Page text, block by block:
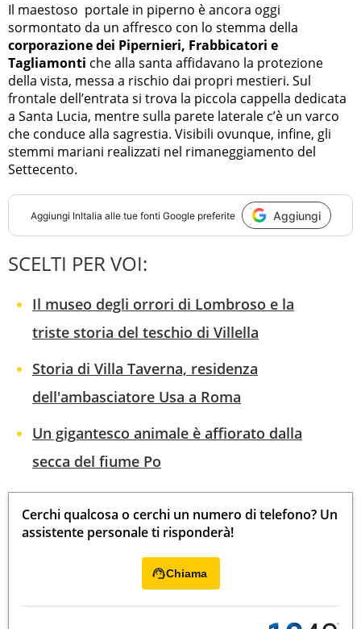
Il maestoso portale in piperno è ancora oggi
sormontato da un affresco con lo stemma della
corporazione dei Pipernieri, Frabbicatori e
Tagliamonti che alla santa affidavano la protezione
della vista, messa a rischio dai propri mestieri. Sul
frontale dell’entrata si trova la piccola cappella dedicata
a Santa Lucia, mentre sulla parete laterale c’è un varco
che conduce alla sagrestia. Visibili ovunque, infine, gli
stemmi mariani realizzati nel rimaneggiamento del
Settecento.
Aggiungi InItalia alle tue fonti Google preferite Aggiungi
SCELTI PER VOI:
Il museo degli orrori di Lombroso e la
triste storia del teschio di Villella
Storia di Villa Taverna, residenza
dell'ambasciatore Usa a Roma
Un gigantesco animale è affiorato dalla
secca del fiume Po
Cerchi qualcosa o cerchi un numero di telefono? Un
assistente personale ti risponderà!
Chiama